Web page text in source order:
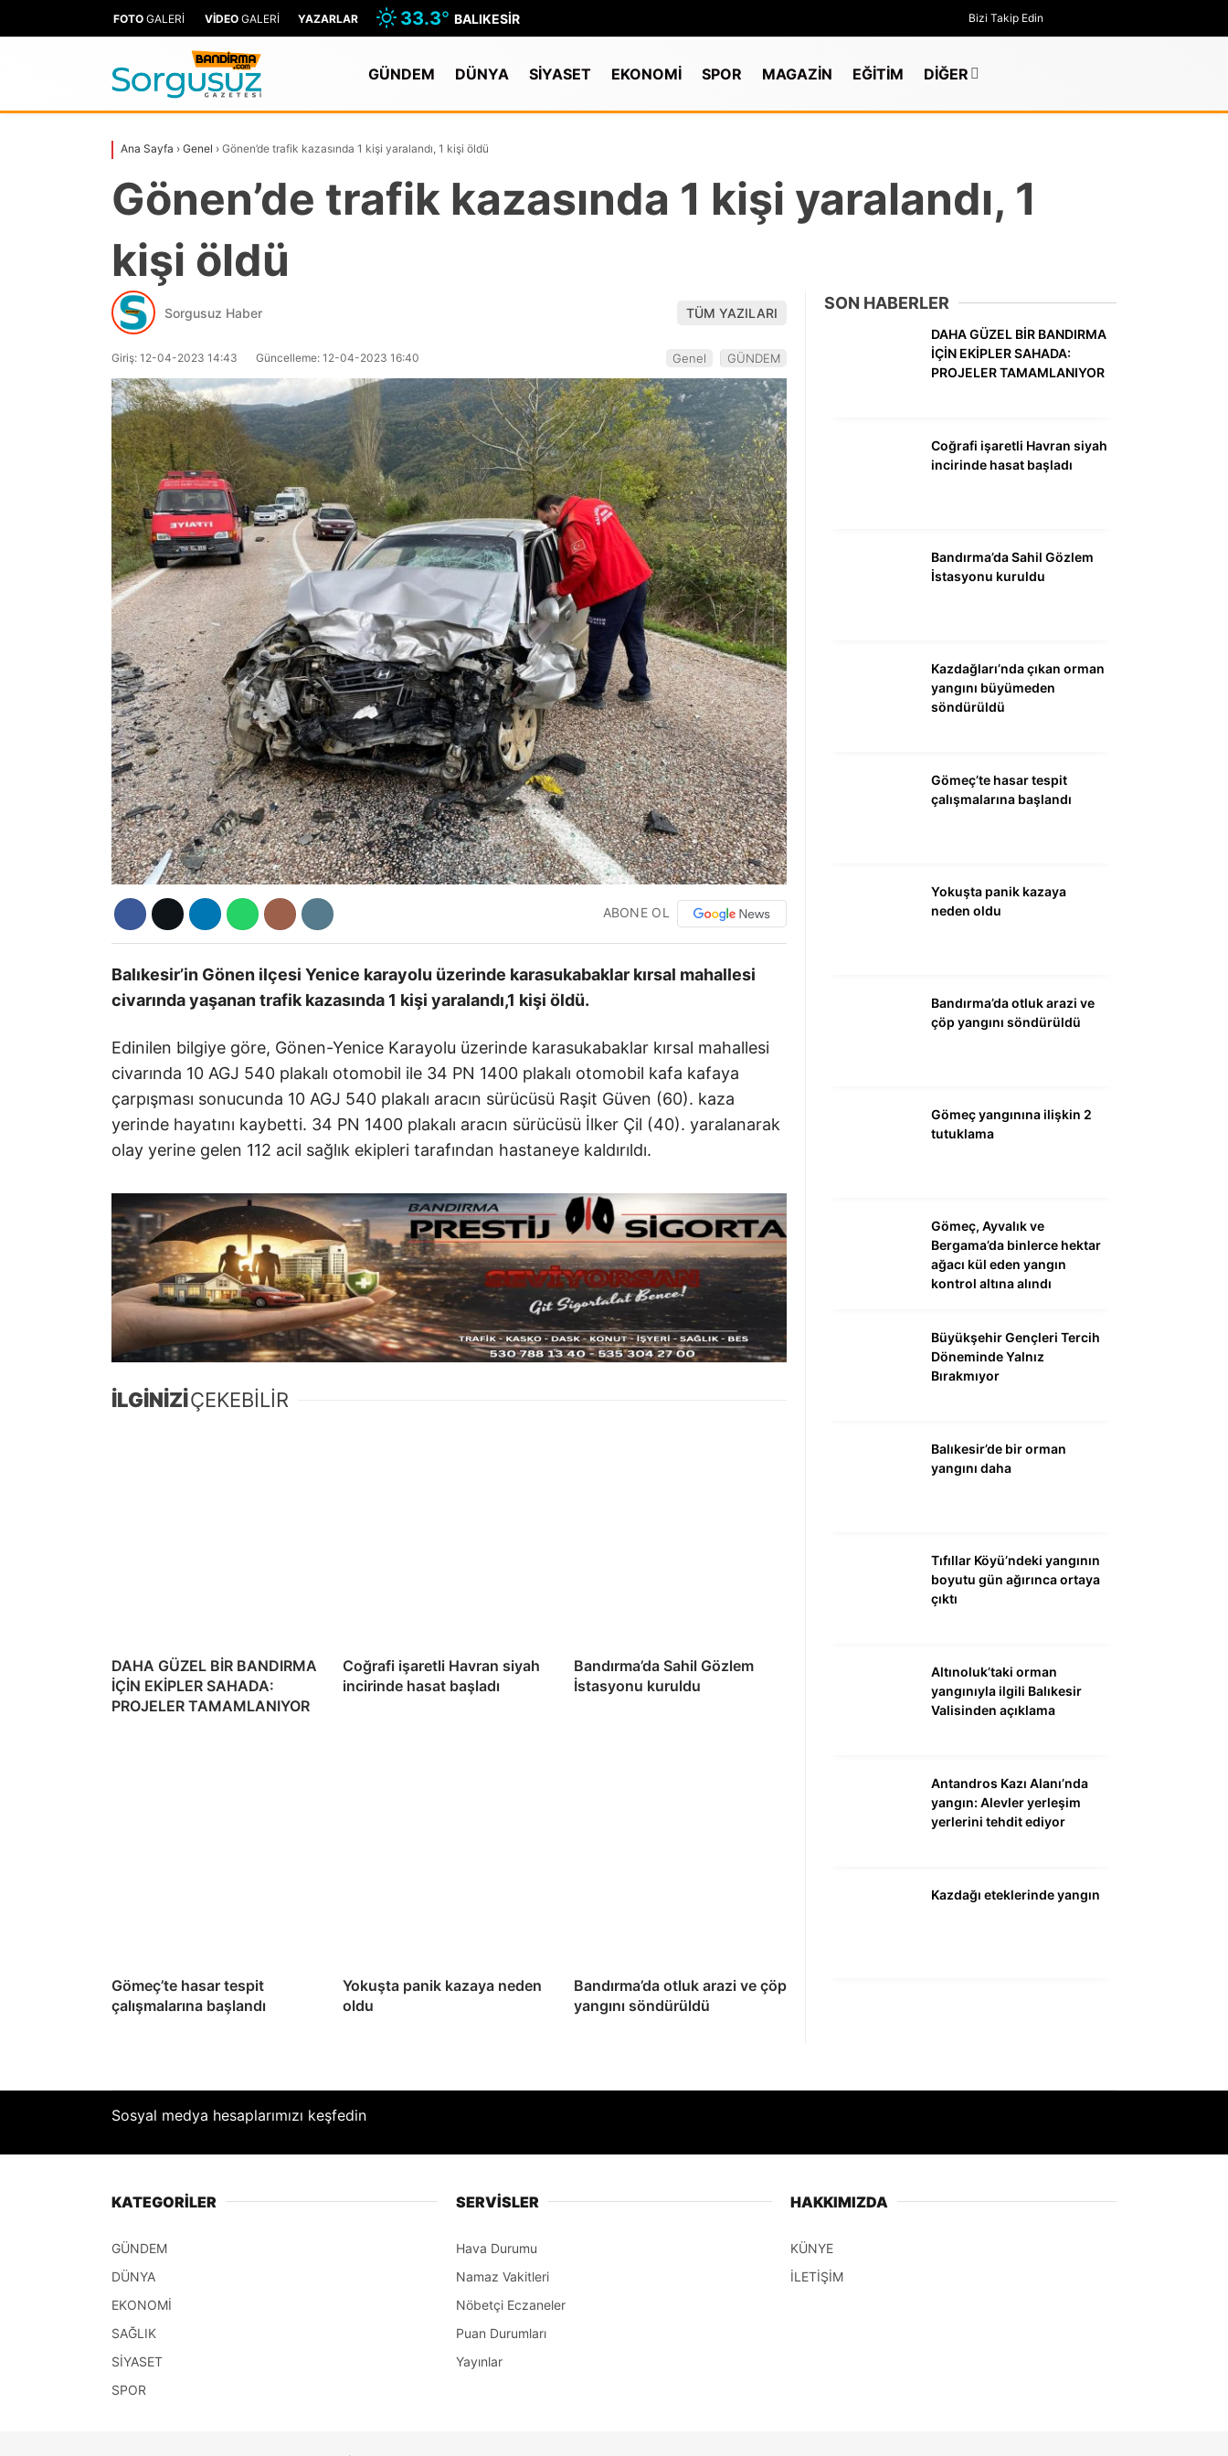
GÜNDEM
SİYASET
MAGAZİN
Youtube
FOTO GALERİ VİDEO GALERİ YAZARLAR 33.3° BALIKESIR Bizi Takip Edin
GÜNDEM DÜNYA SİYASET EKONOMİ SPOR MAGAZİN EĞİTİM DİĞER
Ana Sayfa › Genel › Gönen’de trafik kazasında 1 kişi yaralandı, 1 kişi öldü
Gönen’de trafik kazasında 1 kişi yaralandı, 1
kişi öldü
Sorgusuz Haber TÜM YAZILARI
Giriş: 12-04-2023 14:43 Güncelleme: 12-04-2023 16:40 Genel GÜNDEM
ABONE OL
Balıkesir’in Gönen ilçesi Yenice karayolu üzerinde karasukabaklar kırsal mahallesi
civarında yaşanan trafik kazasında 1 kişi yaralandı,1 kişi öldü.
Edinilen bilgiye göre, Gönen-Yenice Karayolu üzerinde karasukabaklar kırsal mahallesi
civarında 10 AGJ 540 plakalı otomobil ile 34 PN 1400 plakalı otomobil kafa kafaya
çarpışması sonucunda 10 AGJ 540 plakalı aracın sürücüsü Raşit Güven (60). kaza
yerinde hayatını kaybetti. 34 PN 1400 plakalı aracın sürücüsü İlker Çil (40). yaralanarak
olay yerine gelen 112 acil sağlık ekipleri tarafından hastaneye kaldırıldı.
İLGİNİZİÇEKEBİLİR
DAHA GÜZEL BİR BANDIRMA
İÇİN EKİPLER SAHADA:
PROJELER TAMAMLANIYOR
Coğrafi işaretli Havran siyah
incirinde hasat başladı
Bandırma’da Sahil Gözlem
İstasyonu kuruldu
Gömeç’te hasar tespit
çalışmalarına başlandı
Yokuşta panik kazaya neden
oldu
Bandırma’da otluk arazi ve çöp
yangını söndürüldü
SON HABERLER
DAHA GÜZEL BİR BANDIRMA
İÇİN EKİPLER SAHADA:
PROJELER TAMAMLANIYOR
Coğrafi işaretli Havran siyah
incirinde hasat başladı
Bandırma’da Sahil Gözlem
İstasyonu kuruldu
Kazdağları’nda çıkan orman
yangını büyümeden
söndürüldü
Gömeç’te hasar tespit
çalışmalarına başlandı
Yokuşta panik kazaya
neden oldu
Bandırma’da otluk arazi ve
çöp yangını söndürüldü
Gömeç yangınına ilişkin 2
tutuklama
Gömeç, Ayvalık ve
Bergama’da binlerce hektar
ağacı kül eden yangın
kontrol altına alındı
Büyükşehir Gençleri Tercih
Döneminde Yalnız
Bırakmıyor
Balıkesir’de bir orman
yangını daha
Tıfıllar Köyü’ndeki yangının
boyutu gün ağırınca ortaya
çıktı
Altınoluk’taki orman
yangınıyla ilgili Balıkesir
Valisinden açıklama
Antandros Kazı Alanı’nda
yangın: Alevler yerleşim
yerlerini tehdit ediyor
Kazdağı eteklerinde yangın
Sosyal medya hesaplarımızı keşfedin
KATEGORİLER
GÜNDEM
DÜNYA
EKONOMİ
SAĞLIK
SİYASET
SPOR
SERVİSLER
Hava Durumu
Namaz Vakitleri
Nöbetçi Eczaneler
Puan Durumları
Yayınlar
HAKKIMIZDA
KÜNYE
İLETİŞİM